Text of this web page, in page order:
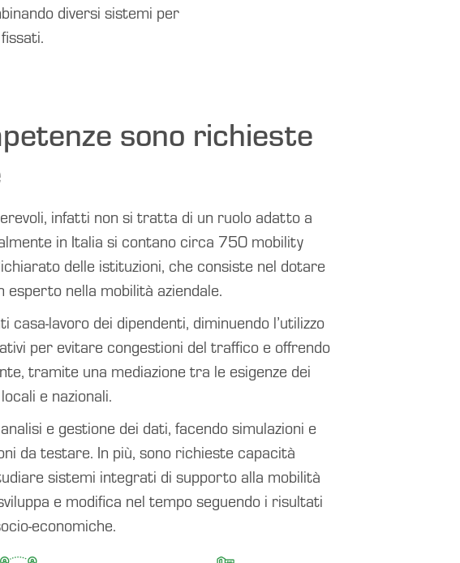
diversi sistemi per
sono richieste
infatti non si tratta di un ruolo adatto a
in Italia si contano circa 750 mobility
delle istituzioni, che consiste nel dotare
esperto nella mobilità aziendale.
lavoro dei dipendenti, diminuendo l’utilizzo
per evitare congestioni del traffico e offrendo
tramite una mediazione tra le esigenze dei
e nazionali.
e gestione dei dati, facendo simulazioni e
da testare. In più, sono richieste capacità
sistemi integrati di supporto alla mobilità
e modifica nel tempo seguendo i risultati
economiche.